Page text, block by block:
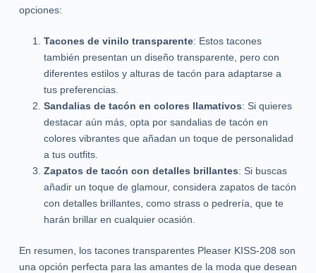
opciones:
Tacones de vinilo transparente: Estos tacones
también presentan un diseño transparente, pero con
diferentes estilos y alturas de tacón para adaptarse a
tus preferencias.
Sandalias de tacón en colores llamativos: Si quieres
destacar aún más, opta por sandalias de tacón en
colores vibrantes que añadan un toque de personalidad
a tus outfits.
Zapatos de tacón con detalles brillantes: Si buscas
añadir un toque de glamour, considera zapatos de tacón
con detalles brillantes, como strass o pedrería, que te
harán brillar en cualquier ocasión.
En resumen, los tacones transparentes Pleaser KISS-208 son
una opción perfecta para las amantes de la moda que desean